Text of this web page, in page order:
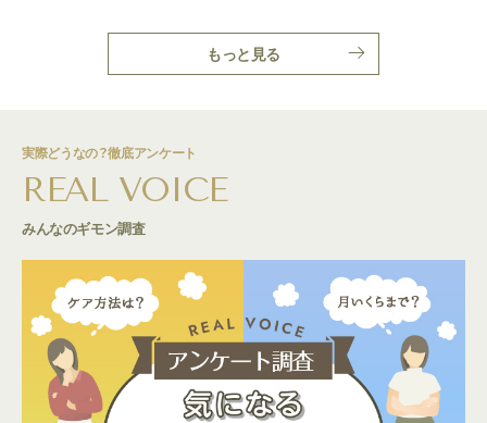
もっと見る
実際どうなの？徹底アンケート
REAL VOICE
みんなのギモン調査